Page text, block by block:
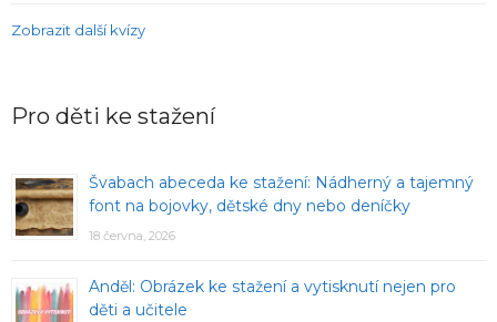
Zobrazit další kvízy
Pro děti ke stažení
Švabach abeceda ke stažení: Nádherný a tajemný
font na bojovky, dětské dny nebo deníčky
18 června, 2026
Anděl: Obrázek ke stažení a vytisknutí nejen pro
děti a učitele